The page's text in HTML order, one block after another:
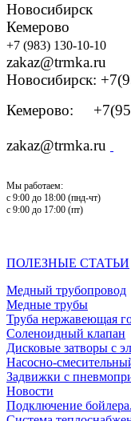
Новосибирск
Кемерово
+7 (983) 130-10-10
zakaz@trmka.ru
Новосибирск:
Кемерово:
zakaz@trmka.ru
Мы работаем:
с 9:00 до 18:00 (пнд-чт)
с 9:00 до 17:00 (пт)
ПОЛЕЗНЫЕ СТАТЬИ
Медный трубопровод
Медные трубы
Труба нержавеющая
Соленоидный клапан
Дисковые затворы с
Насосно-
Задвижки с
Новости
Подключение